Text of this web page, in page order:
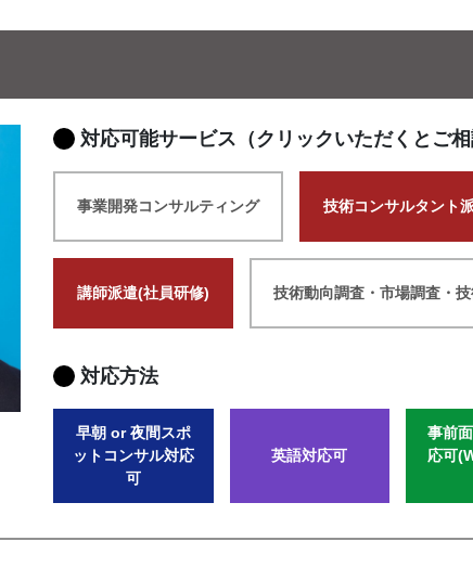
対応可能サービス（クリックいただくとご
事業開発コンサルティング 技術コンサルタント
講師派遣(社員研修) 技術動向調査・市場調査・
対応方法
早朝 or 夜間スポ
ットコンサル対応
可
英語対応可
事前
応可